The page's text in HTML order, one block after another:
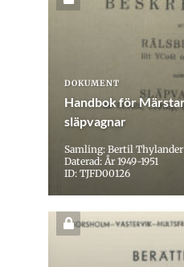
DOKUMENT
Handbok för
släpvagnar
Samling: Bertil Thylander
Daterad: År 1949-1951
ID: TJFD00126